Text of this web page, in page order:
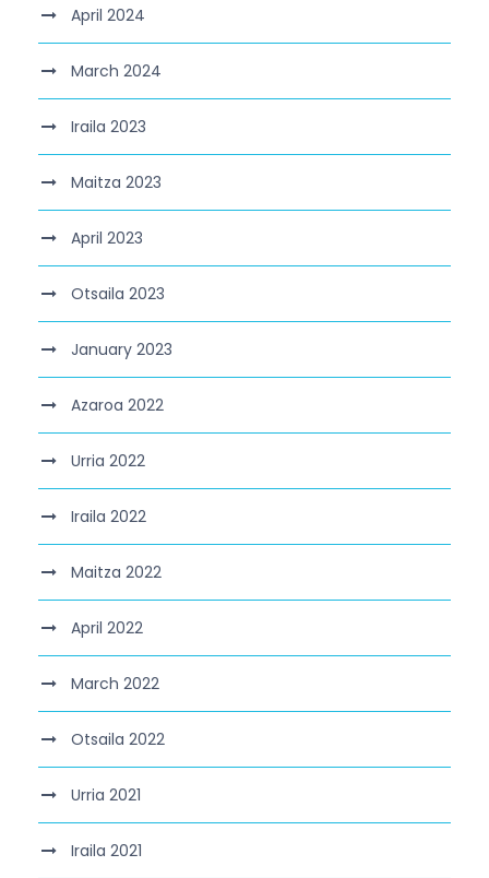
April 2024
March 2024
Iraila 2023
Maitza 2023
April 2023
Otsaila 2023
January 2023
Azaroa 2022
Urria 2022
Iraila 2022
Maitza 2022
April 2022
March 2022
Otsaila 2022
Urria 2021
Iraila 2021